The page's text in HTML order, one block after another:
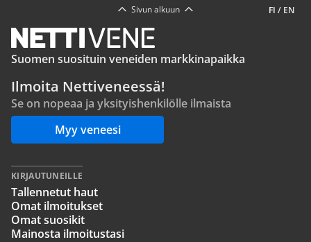
FI / EN
Sivun alkuun
Suomen suosituin veneiden markkinapaikka
Ilmoita Nettiveneessä!
Se on nopeaa ja yksityishenkilölle ilmaista
Myy veneesi
KIRJAUTUNEILLE
Tallennetut haut
Omat ilmoitukset
Omat suosikit
Mainosta ilmoitustasi